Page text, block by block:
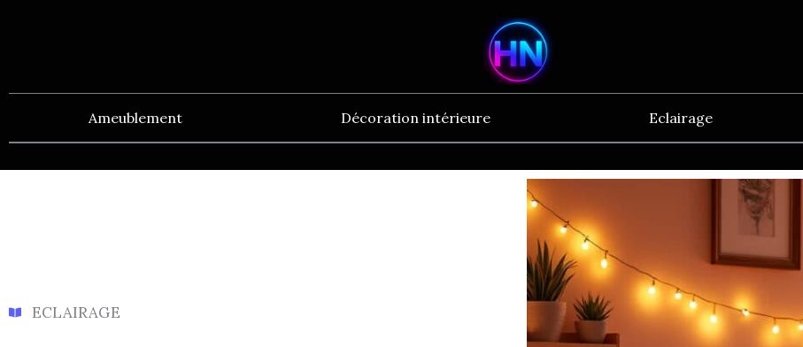
Ameublement Décoration intérieure Eclairage
ECLAIRAGE